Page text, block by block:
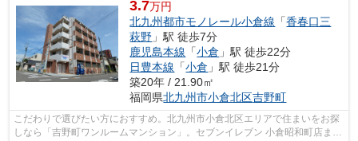
3.7万円
北九州都市モノレール小倉線 「香春口三
萩野 」駅 徒歩7分
鹿児島本線 「小倉 」駅 徒歩22分
日豊本線 「小倉 」駅 徒歩21分
築20年 / 21.90㎡
福岡県北九州市小倉北区吉野町
こだわりで選びたい方におすすめ。北九州市小倉北区エリアで住まいをお探
しなら「吉野町ワンルームマンション」。セブンイレブン 小倉昭和町店まで